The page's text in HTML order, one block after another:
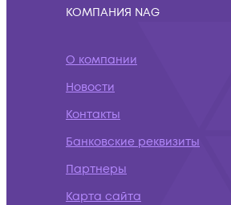
КОМПАНИЯ NAG
О компании
Новости
Контакты
Банковские реквизиты
Партнеры
Карта сайта